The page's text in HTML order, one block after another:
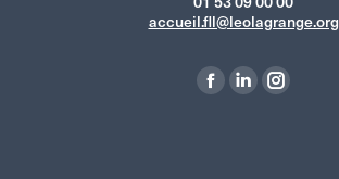
accueil.fll@leolagrange.org
La
La
La